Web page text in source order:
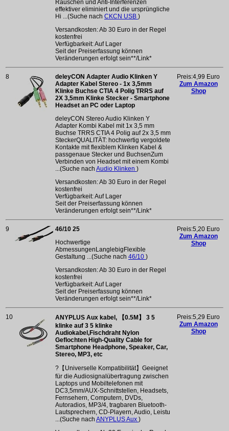
Rauschen und Anti-Interferenzen
effektiver eliminiert und die ursprüngliche
Hi ...(Suche nach CKCN USB )
Versandkosten: Ab 30 Euro in der Regel
kostenfrei
Verfügbarkeit: Auf Lager
Seit der Preiserfassung können
Veränderungen erfolgt sein**/Link*
8
deleyCON Adapter Audio Klinken Y
Adapter Kabel Stereo - 1x 3,5mm
Klinke Buchse CTIA 4 Polig TRRS auf
2X 3,5mm Klinke Stecker - Smartphone
Headset an PC oder Laptop
deleyCON Stereo Audio Klinken Y
Adapter Kombi Kabel mit 1x 3,5 mm
Buchse TRRS CTIA 4 Polig auf 2x 3,5 mm
SteckerQUALITÄT: hochwertig vergoldete
Kontakte mit flexiblem Klinken Kabel &
passgenaue Stecker und BuchsenZum
Verbinden von Headset mit einem Kombi
...(Suche nach Audio Klinken )
Versandkosten: Ab 30 Euro in der Regel
kostenfrei
Verfügbarkeit: Auf Lager
Seit der Preiserfassung können
Veränderungen erfolgt sein**/Link*
Preis:4,99 Euro
Zum Amazon
Shop
9
46/10 25
Hochwertige
AbmessungenLanglebigFlexible
Gestaltung ...(Suche nach 46/10 )
Versandkosten: Ab 30 Euro in der Regel
kostenfrei
Verfügbarkeit: Auf Lager
Seit der Preiserfassung können
Veränderungen erfolgt sein**/Link*
Preis:5,20 Euro
Zum Amazon
Shop
10
ANYPLUS Aux kabel, 【0.5M】 3 5
klinke auf 3 5 klinke
Audiokabel,Fischdraht Nylon
Geflochten High-Quality Cable for
Smartphone Headphone, Speaker, Car,
Stereo, MP3, etc
?【Universelle Kompatibilität】Geeignet
für die Audiosignalübertragung zwischen
Laptops und Mobiltelefonen mit
DC3,5mm/AUX-Schnittstellen, Headsets,
Fernsehern, Computern, DVDs,
Autoradios, MP3/4, tragbaren Bluetooth-
Lautsprechern, CD-Playern, Audio, Leistu
...(Suche nach ANYPLUS Aux )
Preis:5,29 Euro
Zum Amazon
Shop